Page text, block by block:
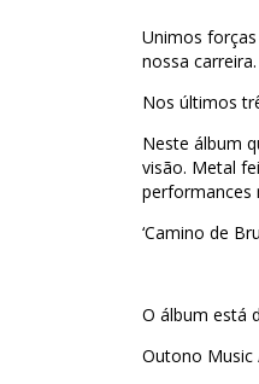
Unimos
nossa carreira.
Nos últimos
Neste álbum
visão. Metal
performances
‘Camino de
O álbum está
Outono Music